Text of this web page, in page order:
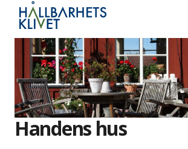
innehåll
Handens hus